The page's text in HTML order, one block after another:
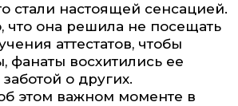
стали настоящей сенсацией.
что она решила не посещать
аттестатов, чтобы
фанаты восхитились ее
о других.
этом важном моменте в